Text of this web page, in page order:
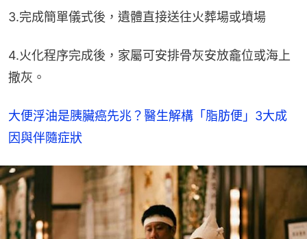
3.完成簡單儀式後，遺體直接送往火葬場或墳場
4.火化程序完成後，家屬可安排骨灰安放龕位或海上
撒灰。
大便浮油是胰臟癌先兆？醫生解構「脂肪便」3大成
因與伴隨症狀